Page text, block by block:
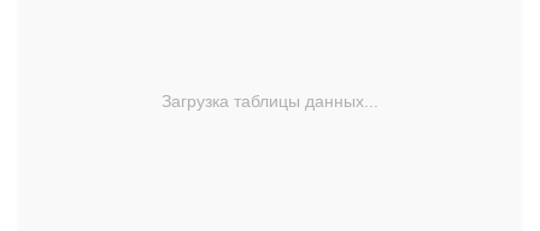
Загрузка таблицы данных...